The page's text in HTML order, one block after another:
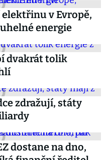
v Evropě,
energie
dvakrát tolik
zdražují, státy
dostane na dno,